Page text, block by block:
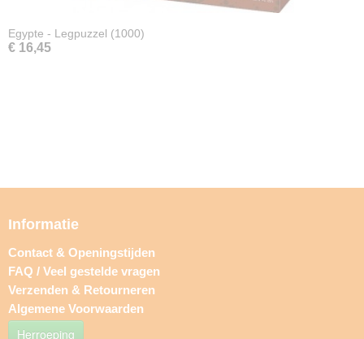
Egypte - Legpuzzel (1000)
€ 16,45
Informatie
Contact & Openingstijden
FAQ / Veel gestelde vragen
Verzenden & Retourneren
Algemene Voorwaarden
Herroeping